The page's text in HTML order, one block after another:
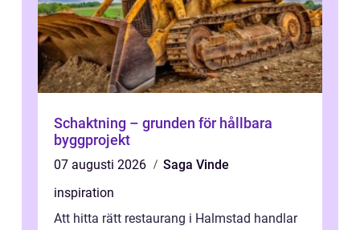
Schaktning – grunden för hållbara
byggprojekt
07 augusti 2026
Saga Vinde
inspiration
Att hitta rätt restaurang i Halmstad handlar